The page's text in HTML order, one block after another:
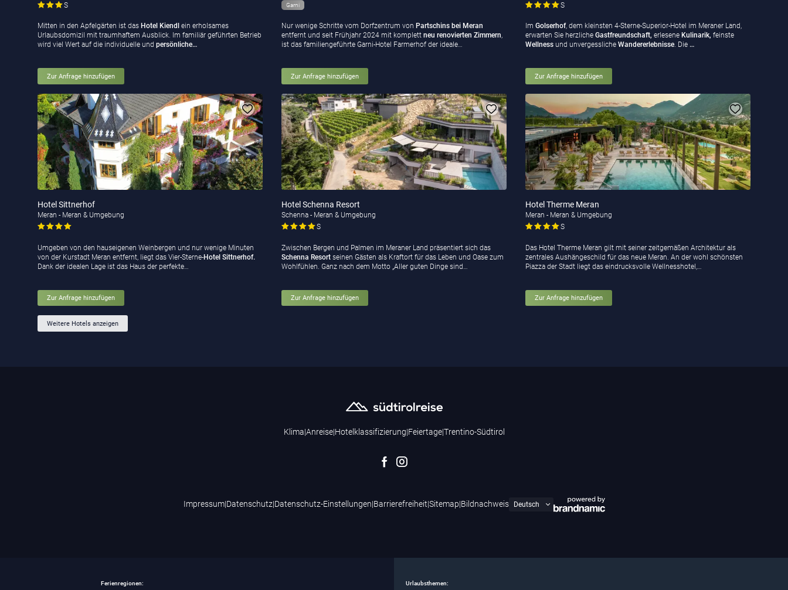
S
Mitten in den Apfelgärten ist das Hotel Kiendl ein erholsames
Urlaubsdomizil mit traumhaftem Ausblick. Im familiär geführten Betrieb
wird viel Wert auf die individuelle und persönliche…
Zur Anfrage hinzufügen
Garni
Nur wenige Schritte vom Dorfzentrum von Partschins bei Meran
entfernt und seit Frühjahr 2024 mit komplett neu renovierten Zimmern,
ist das familiengeführte Garni-Hotel Farmerhof der ideale…
Zur Anfrage hinzufügen
S
Im Golserhof, dem kleinsten 4-Sterne-Superior-Hotel im Meraner Land,
erwarten Sie herzlicheGastfreundschaft, erleseneKulinarik, feinste
Wellness und unvergesslicheWandererlebnisse. Die …
Zur Anfrage hinzufügen
Hotel Sittnerhof
Meran - Meran & Umgebung
Umgeben von den hauseigenen Weinbergen und nur wenige Minuten
von der Kurstadt Meran entfernt, liegt das Vier-Sterne-Hotel Sittnerhof.
Dank der idealen Lage ist das Haus der perfekte…
Zur Anfrage hinzufügen
Hotel Schenna Resort
Schenna - Meran & Umgebung
S
Zwischen Bergen und Palmen im Meraner Land präsentiert sich das
Schenna Resortseinen Gästen als Kraftort für das Leben und Oase zum
Wohlfühlen. Ganz nach dem Motto „Aller guten Dinge sind…
Zur Anfrage hinzufügen
Hotel Therme Meran
Meran - Meran & Umgebung
S
Das Hotel Therme Meran gilt mit seiner zeitgemäßen Architektur als
zentrales Aushängeschild für das neue Meran. An der wohl schönsten
Piazza der Stadt liegt das eindrucksvolle Wellnesshotel,…
Zur Anfrage hinzufügen
Weitere Hotels anzeigen
Klima|Anreise|Hotelklassifizierung|Feiertage|Trentino-Südtirol
Impressum|Datenschutz|Datenschutz-Einstellungen|Barrierefreiheit|Sitemap|Bildnachweis
Ferienregionen: Urlaubsthemen: